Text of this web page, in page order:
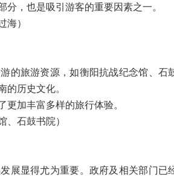
，也是吸引游客的重要因素之一。
海）
的旅游资源，如衡阳抗战纪念馆、石
的历史文化。
更加丰富多样的旅行体验。
、石鼓书院）
展显得尤为重要。政府及相关部门已